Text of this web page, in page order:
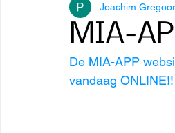
MIA-
Joachim Gregoor
De MIA-APP
vandaag ONLINE!!